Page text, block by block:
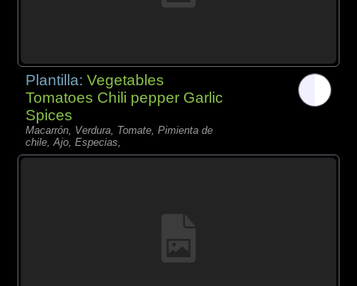
Plantilla:Vegetables
Tomatoes Chili pepper Garlic
Spices
Macarrón, Verdura, Tomate, Pimienta de
chile, Ajo, Especias,